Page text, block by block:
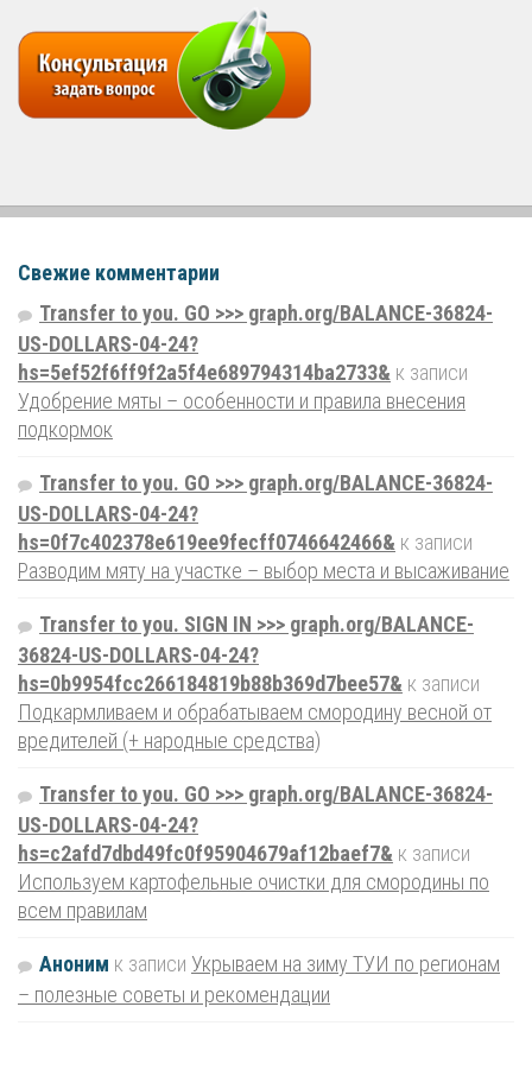
Свежие комментарии
Transfer to you. GO >>> graph.org/BALANCE-36824-
US-DOLLARS-04-24?
hs=5ef52f6ff9f2a5f4e689794314ba2733& к записи
Удобрение мяты – особенности и правила внесения
подкормок
Transfer to you. GO >>> graph.org/BALANCE-36824-
US-DOLLARS-04-24?
hs=0f7c402378e619ee9fecff0746642466& к записи
Разводим мяту на участке – выбор места и высаживание
Transfer to you. SIGN IN >>> graph.org/BALANCE-
36824-US-DOLLARS-04-24?
hs=0b9954fcc266184819b88b369d7bee57& к записи
Подкармливаем и обрабатываем смородину весной от
вредителей (+ народные средства)
Transfer to you. GO >>> graph.org/BALANCE-36824-
US-DOLLARS-04-24?
hs=c2afd7dbd49fc0f95904679af12baef7& к записи
Используем картофельные очистки для смородины по
всем правилам
Аноним к записи Укрываем на зиму ТУИ по регионам
– полезные советы и рекомендации